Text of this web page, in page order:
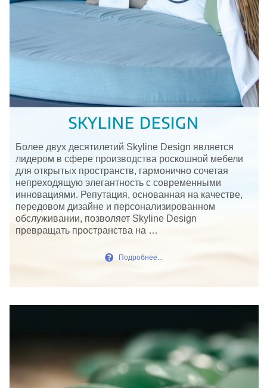
SKYLINE DESIGN
Более двух десятилетий Skyline Design является
лидером в сфере производства роскошной мебели
для открытых пространств, гармонично сочетая
непреходящую элегантность с современными
инновациями. Репутация, основанная на качестве,
передовом дизайне и персонализированном
обслуживании, позволяет Skyline Design
превращать пространства на …
Подробнее...